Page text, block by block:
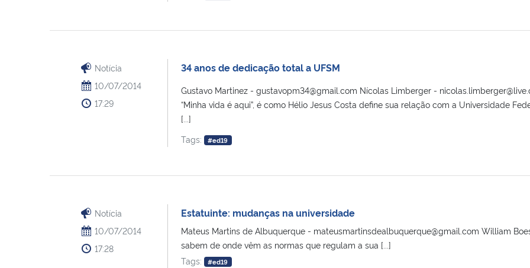
Notícia
10/07/2014
17:29
34 anos de dedicação total a UFSM
Gustavo Martinez - gustavopm34@gmail.com Nícolas Limberger -
“Minha vida é aqui”, é como Hélio Jesus Costa define sua relação com a Universidade
[...]
Tags:
#ed19
Notícia
10/07/2014
17:28
Estatuinte: mudanças na universidade
Mateus Martins de Albuquerque - mateusmartinsdealbuquerque@gmail.com William
sabem de onde vêm as normas que regulam a sua [...]
Tags:
#ed19